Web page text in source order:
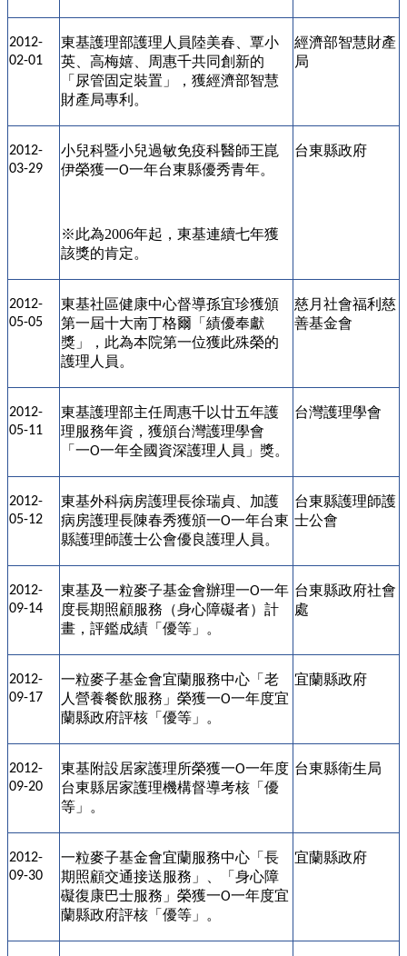
2012-
02-01
東基護理部護理人員陸美春、覃小
英、高梅嬉、周惠千共同創新的
「尿管固定裝置」，獲經濟部智慧
財產局專利。
經濟部智慧財產
局
2012-
03-29
小兒科暨小兒過敏免疫科醫師王崑
伊榮獲一O一年台東縣優秀青年。
※此為2006年起，東基連續七年獲
該獎的肯定。
台東縣政府
2012-
05-05
東基社區健康中心督導孫宜珍獲頒
第一屆十大南丁格爾 「 績優奉獻
獎 」
，此為本院第一位獲此殊榮的
護理人員。
慈月社會福利慈
善基金會
2012-
05-11
東基護理部主任周惠千以廿五年護
理服務年資，獲頒台灣護理學會
「一O一年全國資深護理人員」獎。
台灣護理學會
2012-
05-12
東基外科病房護理長徐瑞貞、加護
病房護理長陳春秀獲頒一O一年台東
縣護理師護士公會優良護理人員 。
台東縣護理師護
士公會
2012-
09-14
東基及一粒麥子基金會辦理一O一年
度長期照顧服務（身心障礙者）計
畫，評鑑成績 「優等」。
台東縣政府社會
處
2012-
09-17
一粒麥子基金會宜蘭服務中心「老
人營養餐飲服務」榮獲一O一年度宜
蘭縣政府評核「優等」。
宜蘭縣政府
2012-
09-20
東基附設居家護理所榮獲一O一年度
台東縣居家護理機構督導考核「優
等」。
台東縣衛生局
2012-
09-30
一粒麥子基金會宜蘭服務中心「長
期照顧交通接送服務」、「身心障
礙復康巴士服務」榮獲一O一年度宜
蘭縣政府評核「優等」。
宜蘭縣政府